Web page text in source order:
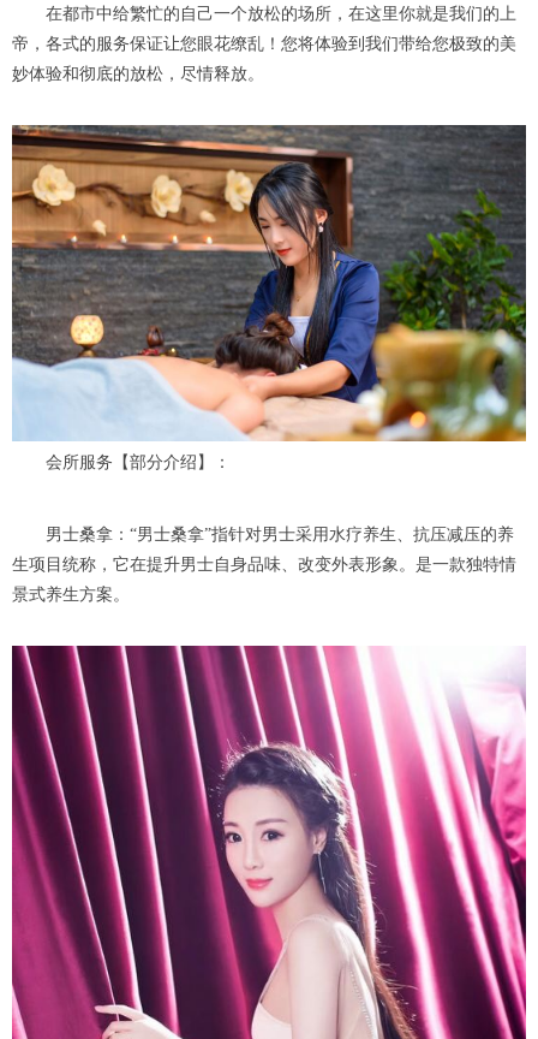
在都市中给繁忙的自己一个放松的场所，在这里你就是我们的上
帝，各式的服务保证让您眼花缭乱！您将体验到我们带给您极致的美
妙体验和彻底的放松，尽情释放。
会所服务【部分介绍】：
男士桑拿：“男士桑拿”指针对男士采用水疗养生、抗压减压的养
生项目统称，它在提升男士自身品味、改变外表形象。是一款独特情
景式养生方案。